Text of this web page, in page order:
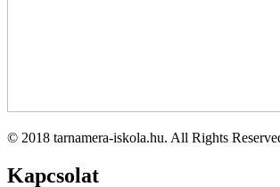
© 2018 tarnamera-iskola.hu. All Rights
Kapcsolat